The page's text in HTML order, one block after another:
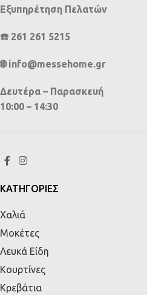
Εξυπηρέτηση Πελατών
☎️ 261 261 5215
🌐 info@messehome.gr
Δευτέρα – Παρασκευή
10:00 – 14:30
ΚΑΤΗΓΟΡΙΕΣ
Χαλιά
Μοκέτες
Λευκά Είδη
Κουρτίνες
Κρεβάτια